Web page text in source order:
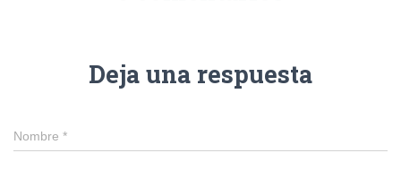
Deja una respuesta
Nombre *